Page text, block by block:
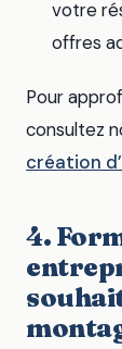
votre
offres
Pour
consultez
création
4.